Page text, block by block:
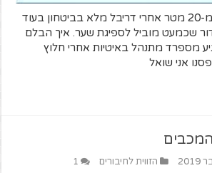
איך נטע לביא מפגיז מ-20 מטר אחרי דריבל מלא בביטחון בעוד
שכמעט מוביל לספיגת שער. איך הבלם
מספרד מתנהל באיטיות אחרי חלוץ
אני שואל
הזווית לחיבורים 1